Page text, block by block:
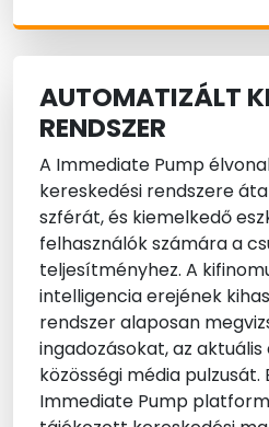
AUTOMATIZÁLT
RENDSZER
A Immediate Pump
kereskedési rendszere
szférát, és kiemelkedő
felhasználók számára a
teljesítményhez. A
intelligencia erejének
rendszer alaposan
ingadozásokat, az
közösségi média pulzusát.
Immediate Pump